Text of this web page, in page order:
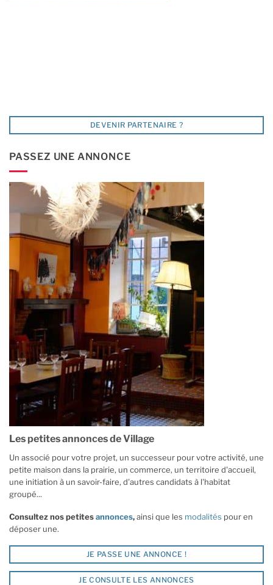
DEVENIR PARTENAIRE ?
PASSEZ UNE ANNONCE
Les petites annonces de Village
Un associé pour votre projet, un successeur pour votre activité, une
petite maison dans la prairie, un commerce, un territoire d'accueil,
une initiation à un savoir-faire, d'autres candidats à l'habitat
groupé...
Consultez nos petitesannonces,ainsi que les modalités pour en
déposer une.
JE PASSE UNE ANNONCE !
JE CONSULTE LES ANNONCES